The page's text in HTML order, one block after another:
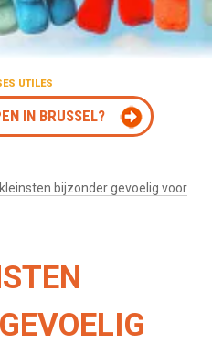
UTILES
IN BRUSSEL?
bijzonder gevoelig voor